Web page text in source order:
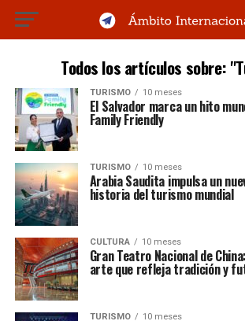
Todos los artículos sobre:
TURISMO 10 meses
El Salvador marca un hito
Family Friendly
TURISMO 10 meses
Arabia Saudita impulsa un
historia del turismo mundial
CULTURA 10 meses
Gran Teatro Nacional de
arte que refleja tradición y
TURISMO 10 meses